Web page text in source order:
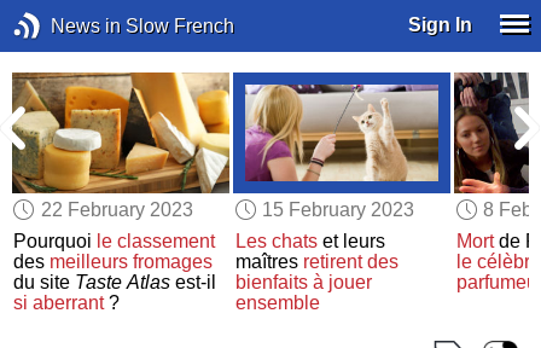
News in Slow French Sign In
22 February 2023
Pourquoi le classement
des meilleurs fromages
du site Taste Atlas est-il
si aberrant?
15 February 2023
Les chatset leurs
maîtres retirent des
bienfaits à jouer
ensemble
8
Mortde
le